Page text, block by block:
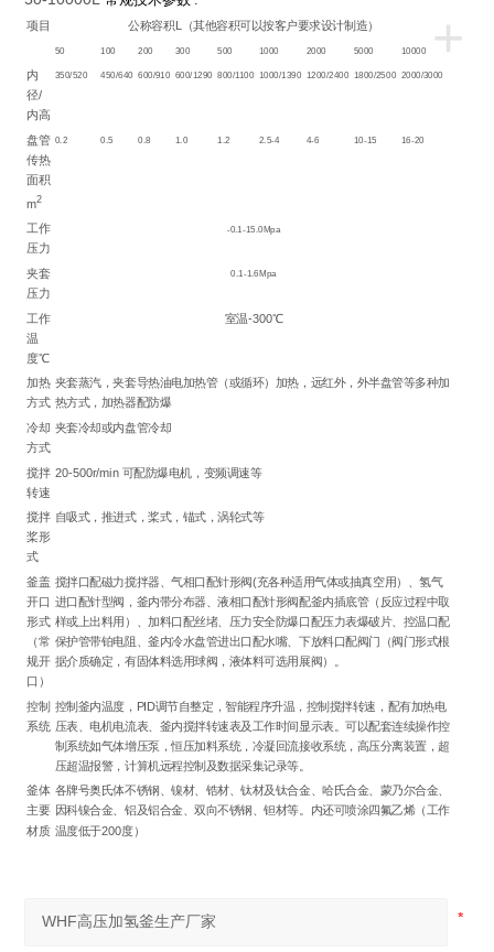
+
项目 公称容积L（其他容积可以按客户要求设计制造）
50 100 200 300 500 1000 2000 5000 10000
内
径/
内高
350/520 450/640 600/910 600/1290 800/1100 1000/1390 1200/2400 1800/2500 2000/3000
盘管
传热
面积
m2
0.2 0.5 0.8 1.0 1.2 2.5-4 4-6 10-15 16-20
工作
压力
-0.1-15.0Mpa
夹套
压力
0.1-1.6Mpa
工作
温
度℃
室温-300℃
加热
方式
夹套蒸汽，夹套导热油电加热管（或循环）加热，远红外，外半盘管等多种加
热方式，加热器配防爆
冷却
方式
夹套冷却或内盘管冷却
搅拌
转速
20-500r/min 可配防爆电机，变频调速等
搅拌
桨形
式
自吸式，推进式，桨式，锚式，涡轮式等
釜盖
开口
形式
（常
规开
口）
搅拌口配磁力搅拌器、气相口配针形阀(充各种适用气体或抽真空用）、氢气
进口配针型阀，釜内带分布器、液相口配针形阀配釜内插底管（反应过程中取
样或上出料用）、加料口配丝堵、压力安全防爆口配压力表爆破片、控温口配
保护管带铂电阻、釜内冷水盘管进出口配水嘴、下放料口配阀门（阀门形式根
据介质确定，有固体料选用球阀，液体料可选用展阀）。
控制
系统
控制釜内温度，PID调节自整定，智能程序升温，控制搅拌转速，配有加热电
压表、电机电流表、釜内搅拌转速表及工作时间显示表。可以配套连续操作控
制系统如气体增压泵，恒压加料系统，冷凝回流接收系统，高压分离装置，超
压超温报警，计算机远程控制及数据采集记录等。
釜体
主要
材质
各牌号奥氏体不锈钢、镍材、锆材、钛材及钛合金、哈氏合金、蒙乃尔合金、
因科镍合金、铝及铝合金、双向不锈钢、钽材等。内还可喷涂四氟乙烯（工作
温度低于200度）